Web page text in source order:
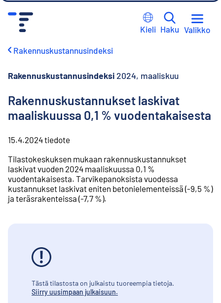
Kieli Haku Valikko
Rakennuskustannusindeksi
Rakennuskustannusindeksi 2024, maaliskuu
Rakennuskustannukset laskivat
maaliskuussa 0,1 % vuodentakaisesta
15.4.2024tiedote
Tilastokeskuksen mukaan rakennuskustannukset
laskivat vuoden 2024 maaliskuussa 0,1 %
vuodentakaisesta. Tarvikepanoksista vuodessa
kustannukset laskivat eniten betonielementeissä (-9,5 %)
ja teräsrakenteissa (-7,7 %).
Tästä tilastosta on julkaistu tuoreempia tietoja.
Siirry uusimpaan julkaisuun.